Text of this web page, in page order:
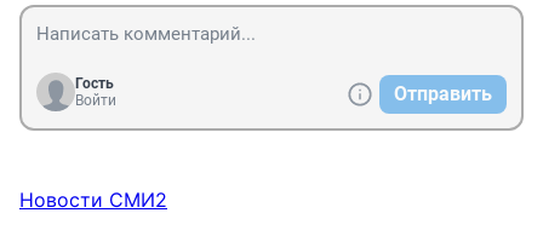
Гость
Войти
Отправить
Новости СМИ2